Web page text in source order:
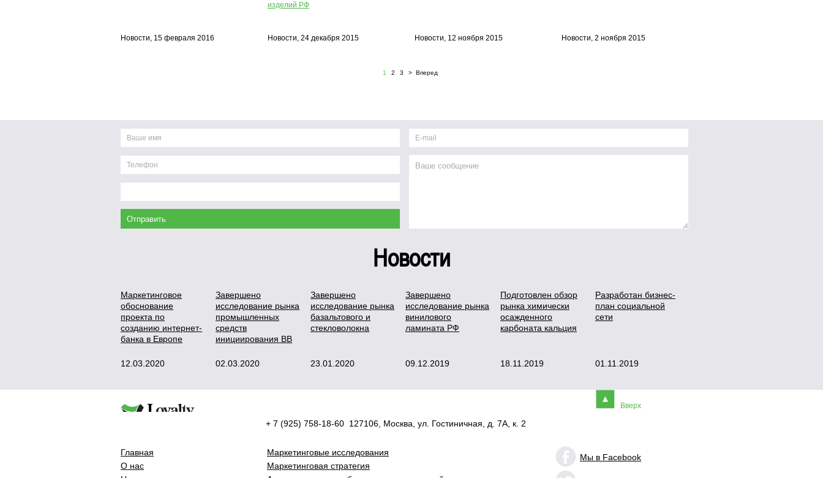
Новости, 15 февраля 2016
изделий РФ
Новости, 24 декабря 2015 Новости, 12 ноября 2015 Новости, 2 ноября 2015
1 2 3 > Вперед
Новости
Маркетинговое
обоснование
проекта по
созданию интернет-
банка в Европе
12.03.2020
Завершено
исследование рынка
промышленных
средств
инициирования ВВ
02.03.2020
Завершено
исследование рынка
базальтового и
стекловолокна
23.01.2020
Завершено
исследование рынка
винилового
ламината РФ
09.12.2019
Подготовлен обзор
рынка химически
осажденного
карбоната кальция
18.11.2019
Разработан бизнес-
план социальной
сети
01.11.2019
+ 7 (925) 758-18-60 127106, Москва, ул. Гостиничная, д. 7А, к. 2
Вверх
Главная
О нас
Маркетинговые исследования
Маркетинговая стратегия
Мы в Facebook